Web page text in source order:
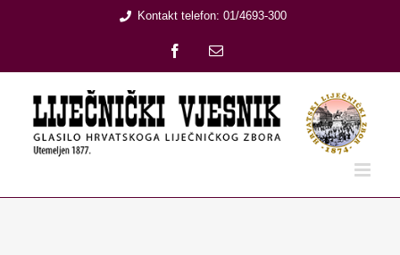
Kontakt telefon: 01/4693-300
FacebookEmail: